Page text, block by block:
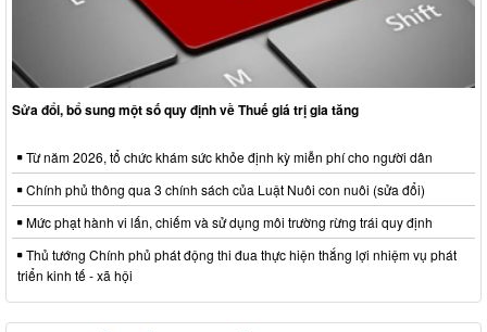
Sửa đổi, bổ sung một số quy định về Thuế giá trị gia tăng
Từ năm 2026, tổ chức khám sức khỏe định kỳ miễn phí cho người dân
Chính phủ thông qua 3 chính sách của Luật Nuôi con nuôi (sửa đổi)
Mức phạt hành vi lấn, chiếm và sử dụng môi trường rừng trái quy định
Thủ tướng Chính phủ phát động thi đua thực hiện thắng lợi nhiệm vụ phát
triển kinh tế - xã hội